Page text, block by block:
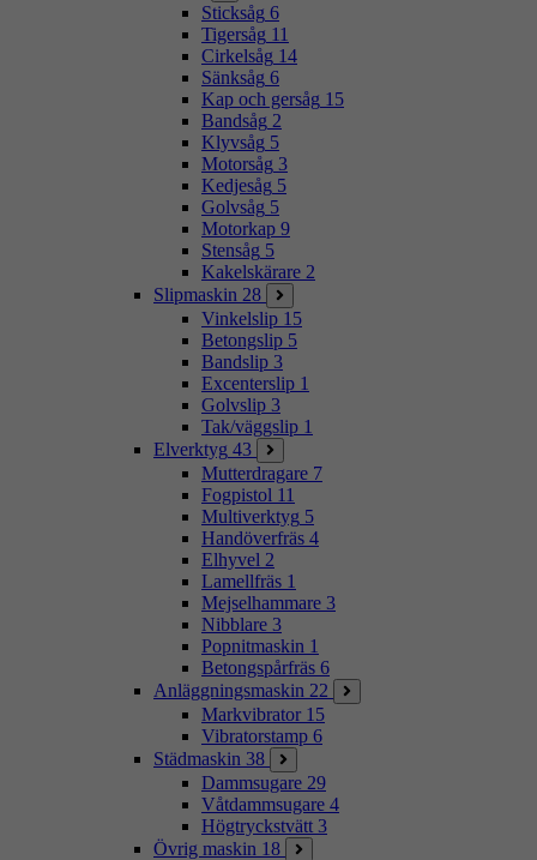
Sticksåg 6
Tigersåg 11
Cirkelsåg 14
Sänksåg 6
Kap och gersåg 15
Bandsåg 2
Klyvsåg 5
Motorsåg 3
Kedjesåg 5
Golvsåg 5
Motorkap 9
Stensåg 5
Kakelskärare 2
Slipmaskin 28
Vinkelslip 15
Betongslip 5
Bandslip 3
Excenterslip 1
Golvslip 3
Tak/väggslip 1
Elverktyg 43
Mutterdragare 7
Fogpistol 11
Multiverktyg 5
Handöverfräs 4
Elhyvel 2
Lamellfräs 1
Mejselhammare 3
Nibblare 3
Popnitmaskin 1
Betongspårfräs 6
Anläggningsmaskin 22
Markvibrator 15
Vibratorstamp 6
Städmaskin 38
Dammsugare 29
Våtdammsugare 4
Högtryckstvätt 3
Övrig maskin 18